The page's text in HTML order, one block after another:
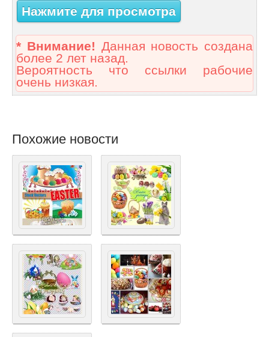
Нажмите для просмотра
* Внимание! Данная новость создана
более 2 лет назад.
Вероятность что ссылки рабочие
очень низкая.
Похожие новости